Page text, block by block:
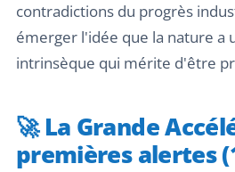
contradictions du progrès
émerger l'idée que la nature a
intrinsèque qui mérite d'être
🚀 La Grande
premières alertes